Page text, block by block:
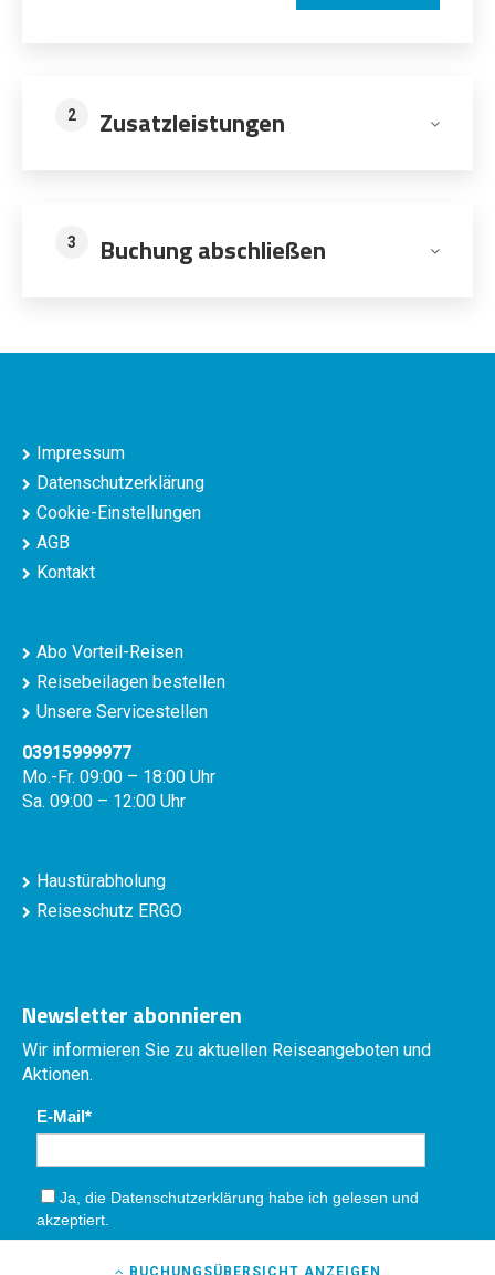
BUCHUNGSÜBERSICHT ANZEIGEN
2 Zusatzleistungen
3 Buchung abschließen
Impressum
Datenschutzerklärung
Cookie-Einstellungen
AGB
Kontakt
Abo Vorteil-Reisen
Reisebeilagen bestellen
Unsere Servicestellen
03915999977
Mo.-Fr. 09:00 – 18:00 Uhr
Sa. 09:00 – 12:00 Uhr
Haustürabholung
Reiseschutz ERGO
Newsletter abonnieren
Wir informieren Sie zu aktuellen Reiseangeboten und
Aktionen.
E-Mail
Ja, die Datenschutzerklärung habe ich gelesen und
akzeptiert.
Absenden